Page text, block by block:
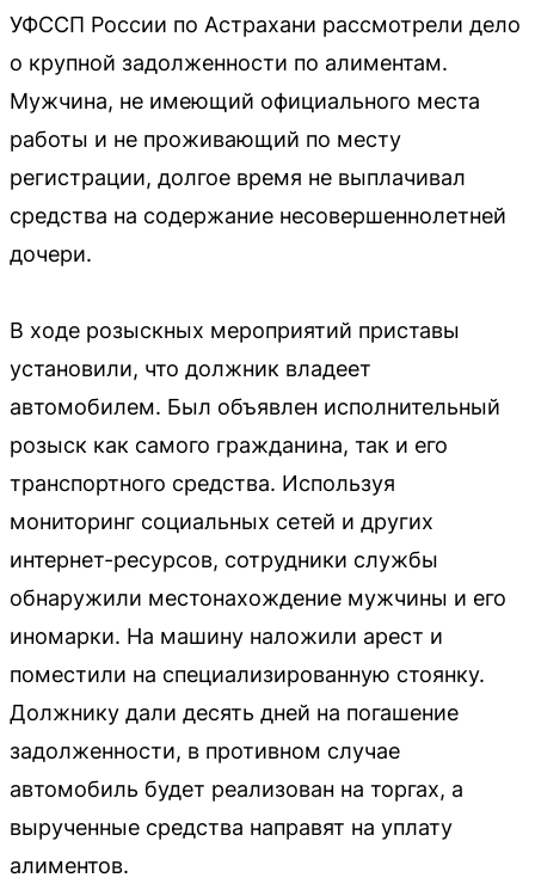
УФССП России по Астрахани рассмотрели дело
о крупной задолженности по алиментам.
Мужчина, не имеющий официального места
работы и не проживающий по месту
регистрации, долгое время не выплачивал
средства на содержание несовершеннолетней
дочери.
В ходе розыскных мероприятий приставы
установили, что должник владеет
автомобилем. Был объявлен исполнительный
розыск как самого гражданина, так и его
транспортного средства. Используя
мониторинг социальных сетей и других
интернет-ресурсов, сотрудники службы
обнаружили местонахождение мужчины и его
иномарки. На машину наложили арест и
поместили на специализированную стоянку.
Должнику дали десять дней на погашение
задолженности, в противном случае
автомобиль будет реализован на торгах, а
вырученные средства направят на уплату
алиментов.